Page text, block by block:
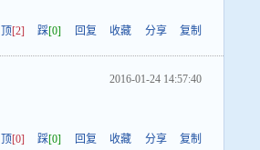
顶[2] 踩[0] 回复 收藏 分享 复制
2016-01-24 14:57:40
顶[0] 踩[0] 回复 收藏 分享 复制